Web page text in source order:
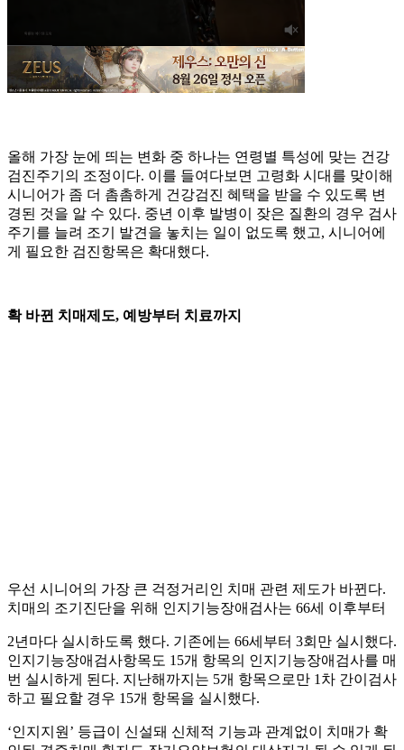
올해 가장 눈에 띄는 변화 중 하나는 연령별 특성에 맞는 건강
검진주기의 조정이다. 이를 들여다보면 고령화 시대를 맞이해
시니어가 좀 더 촘촘하게 건강검진 혜택을 받을 수 있도록 변
경된 것을 알 수 있다. 중년 이후 발병이 잦은 질환의 경우 검사
주기를 늘려 조기 발견을 놓치는 일이 없도록 했고, 시니어에
게 필요한 검진항목은 확대했다.
확 바뀐 치매제도, 예방부터 치료까지
우선 시니어의 가장 큰 걱정거리인 치매 관련 제도가 바뀐다.
치매의 조기진단을 위해 인지기능장애검사는 66세 이후부터
2년마다 실시하도록 했다. 기존에는 66세부터 3회만 실시했다.
인지기능장애검사항목도 15개 항목의 인지기능장애검사를 매
번 실시하게 된다. 지난해까지는 5개 항목으로만 1차 간이검사
하고 필요할 경우 15개 항목을 실시했다.
‘인지지원’ 등급이 신설돼 신체적 기능과 관계없이 치매가 확